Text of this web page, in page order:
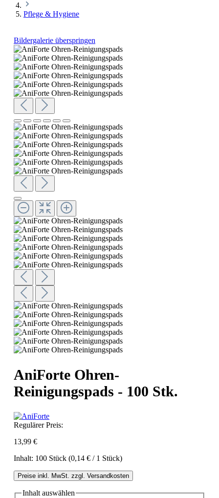
Pflege & Hygiene
Bildergalerie überspringen
AniForte Ohren-
Reinigungspads - 100 Stk.
Regulärer Preis:
13,99 €
Inhalt: 100 Stück (0,14 € / 1 Stück)
Preise inkl. MwSt. zzgl. Versandkosten
Inhalt auswählen